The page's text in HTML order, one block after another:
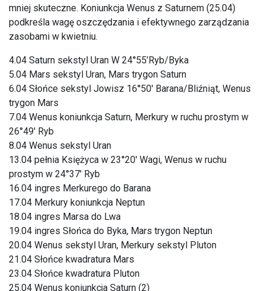
mniej skuteczne. Koniunkcja Wenus z Saturnem (25.04)
podkreśla wagę oszczędzania i efektywnego zarządzania
zasobami w kwietniu.
4.04 Saturn sekstyl Uran W 24°55’Ryb/Byka
5.04 Mars sekstyl Uran, Mars trygon Saturn
6.04 Słońce sekstyl Jowisz 16°50′ Barana/Bliźniąt, Wenus
trygon Mars
7.04 Wenus koniunkcja Saturn, Merkury w ruchu prostym w
26°49′ Ryb
8.04 Wenus sekstyl Uran
13.04 pełnia Księżyca w 23°20′ Wagi, Wenus w ruchu
prostym w 24°37′ Ryb
16.04 ingres Merkurego do Barana
17.04 Merkury koniunkcja Neptun
18.04 ingres Marsa do Lwa
19.04 ingres Słońca do Byka, Mars trygon Neptun
20.04 Wenus sekstyl Uran, Merkury sekstyl Pluton
21.04 Słońce kwadratura Mars
23.04 Słońce kwadratura Pluton
25.04 Wenus koniunkcja Saturn (2)